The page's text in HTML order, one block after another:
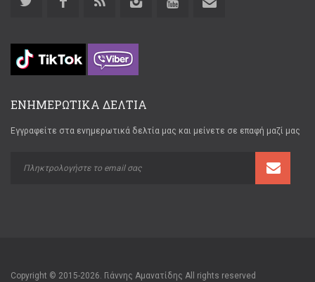
ΕΝΗΜΕΡΩΤΙΚΑ ΔΕΛΤΙΑ
Εγγραφείτε στα ενημερωτικά δελτία μας και μείνετε σε επαφή μαζί μας
Copyright © 2015-2026. Γιάννης Αμανατίδης All rights reserved